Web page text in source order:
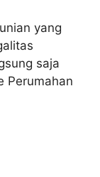
yang
saja
Perumahan